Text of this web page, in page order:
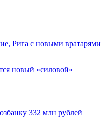
Рига с новыми вратарями
новый «силовой»
332 млн рублей